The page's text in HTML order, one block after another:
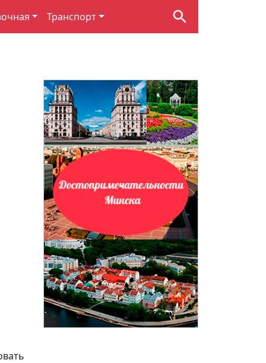
Транспорт